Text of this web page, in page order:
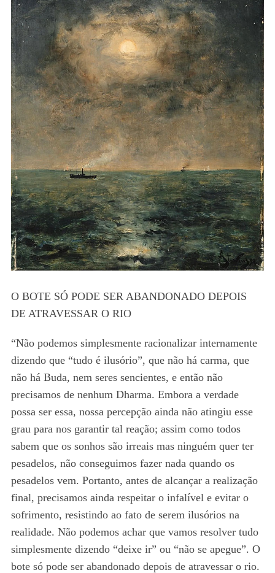
O BOTE SÓ PODE SER ABANDONADO DEPOIS
DE ATRAVESSAR O RIO
“Não podemos simplesmente racionalizar internamente
dizendo que “tudo é ilusório”, que não há carma, que
não há Buda, nem seres sencientes, e então não
precisamos de nenhum Dharma. Embora a verdade
possa ser essa, nossa percepção ainda não atingiu esse
grau para nos garantir tal reação; assim como todos
sabem que os sonhos são irreais mas ninguém quer ter
pesadelos, não conseguimos fazer nada quando os
pesadelos vem. Portanto, antes de alcançar a realização
final, precisamos ainda respeitar o infalível e evitar o
sofrimento, resistindo ao fato de serem ilusórios na
realidade. Não podemos achar que vamos resolver tudo
simplesmente dizendo “deixe ir” ou “não se apegue”. O
bote só pode ser abandonado depois de atravessar o rio.